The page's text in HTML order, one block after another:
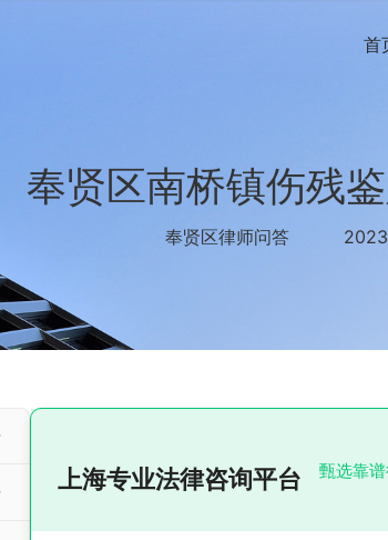
首
奉贤区南桥镇伤残
奉贤区律师问答
上海专业法律咨询平台 甄选靠